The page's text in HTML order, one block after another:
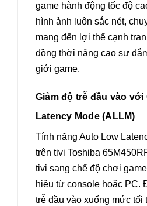
game hành động tốc độ
hình ảnh luôn sắc nét,
mang đến lợi thế cạnh
đồng thời nâng cao sự
giới game.
Giảm độ trễ đầu vào với
Latency Mode (ALLM)
Tính năng Auto Low
trên tivi Toshiba
tivi sang chế độ chơi
hiệu từ console hoặc PC.
trễ đầu vào xuống mức tối